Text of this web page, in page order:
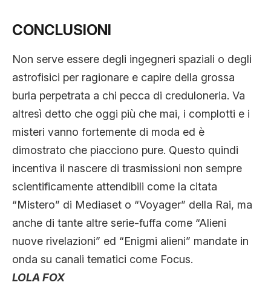
CONCLUSIONI
Non serve essere degli ingegneri spaziali o degli
astrofisici per ragionare e capire della grossa
burla perpetrata a chi pecca di creduloneria. Va
altresì detto che oggi più che mai, i complotti e i
misteri vanno fortemente di moda ed è
dimostrato che piacciono pure. Questo quindi
incentiva il nascere di trasmissioni non sempre
scientificamente attendibili come la citata
“Mistero” di Mediaset o “Voyager” della Rai, ma
anche di tante altre serie-fuffa come “Alieni
nuove rivelazioni” ed “Enigmi alieni” mandate in
onda su canali tematici come Focus.
LOLA FOX